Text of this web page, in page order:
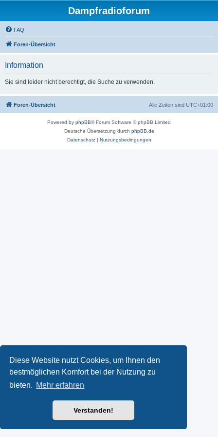
Diese Website nutzt Cookies, um Ihnen den
bestmöglichen Komfort bei der Nutzung zu
bieten. Mehr erfahren
Verstanden!
Dampfradioforum
FAQ
Foren-Übersicht
Information
Sie sind leider nicht berechtigt, die Suche zu verwenden.
Foren-Übersicht Alle Zeiten sind UTC+01:00
Powered by phpBB® Forum Software © phpBB Limited
Deutsche Übersetzung durch phpBB.de
Datenschutz| Nutzungsbedingungen